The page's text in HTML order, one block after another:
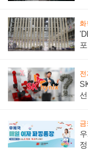
화
전
금